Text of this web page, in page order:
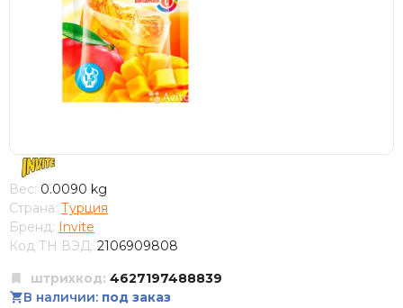
Вес: 0.0090 kg
Страна: Турция
Бренд: Invite
Код ТН ВЭД: 2106909808
штрихкод: 4627197488839
В наличии: под заказ